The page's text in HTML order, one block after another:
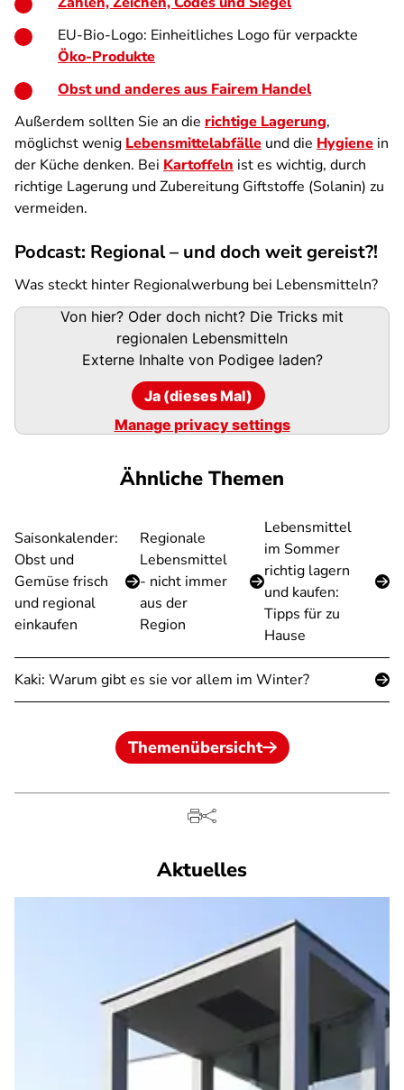
EU-Bio-Logo: Einheitliches Logo für verpackte
Öko-Produkte
Obst und anderes aus Fairem Handel
Außerdem sollten Sie an die richtige Lagerung,
möglichst wenig Lebensmittelabfälle und die Hygiene in
der Küche denken. Bei Kartoffeln ist es wichtig, durch
richtige Lagerung und Zubereitung Giftstoffe (Solanin) zu
vermeiden.
Podcast: Regional – und doch weit gereist?!
Was steckt hinter Regionalwerbung bei Lebensmitteln?
Podigee-Von hier? Oder doch nicht? Die Tricks mit
regionalen Lebensmitteln
Externe Inhalte von Podigeeladen?
Ja (dieses Mal)
Manage privacy settings
Ähnliche Themen
Saisonkalender:
Obst und
Gemüse frisch
und regional
einkaufen
Regionale
Lebensmittel
- nicht immer
aus der
Region
Lebensmittel
im Sommer
richtig lagern
und kaufen:
Tipps für zu
Hause
Kaki: Warum gibt es sie vor allem im Winter?
Themenübersicht
Aktuelles